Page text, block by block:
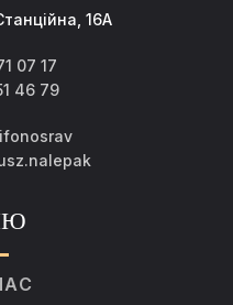
16А
07 17
46 79